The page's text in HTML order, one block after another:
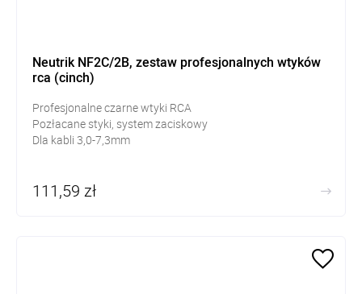
Neutrik NF2C/2B, zestaw profesjonalnych wtyków
rca (cinch)
Profesjonalne czarne wtyki RCA
Pozłacane styki, system zaciskowy
Dla kabli 3,0-7,3mm
111,59 zł